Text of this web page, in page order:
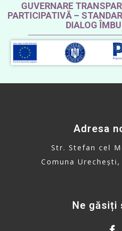
GUVERNARE
PARTICIPATIVĂ –
DIALOG
Adresa
Str. Stefan cel
Comuna
Ne găsiți